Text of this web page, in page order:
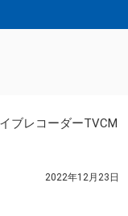
ブレコーダーTVCM
2022年12月23日